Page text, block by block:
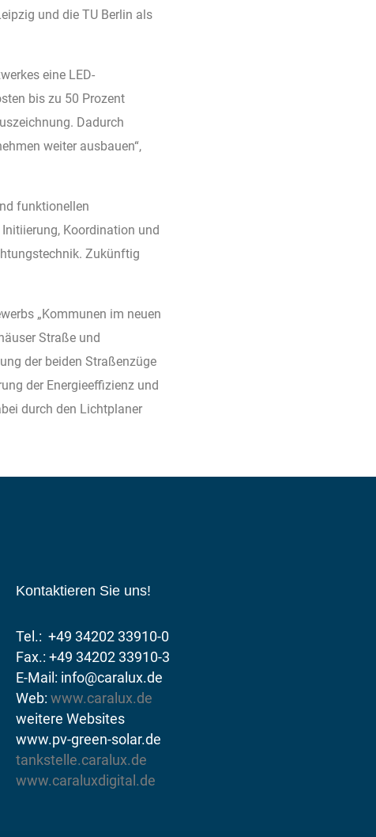
und die TU Berlin als
eine LED-
bis zu 50 Prozent
Dadurch
weiter ausbauen“,
funktionellen
Koordination und
Zukünftig
„Kommunen im neuen
Straße und
der beiden Straßenzüge
der Energieeffizienz und
durch den Lichtplaner
Kontaktieren Sie uns!
Tel.: +49 34202 33910-0
Fax.: +49 34202 33910-3
E-Mail: info@caralux.de
Web: www.caralux.de
weitere Websites
www.pv-green-solar.de
tankstelle.caralux.de
www.caraluxdigital.de